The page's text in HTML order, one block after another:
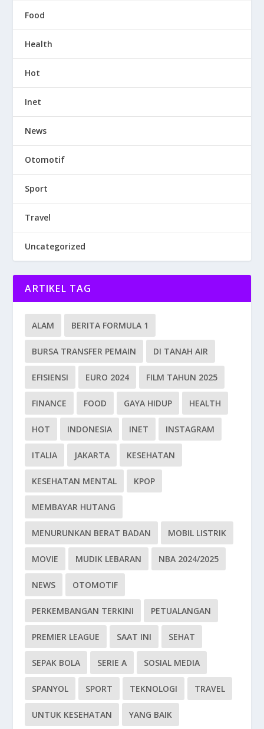
Food
Health
Hot
Inet
News
Otomotif
Sport
Travel
Uncategorized
ARTIKEL TAG
ALAM BERITA FORMULA 1
BURSA TRANSFER PEMAIN DI TANAH AIR
EFISIENSI EURO 2024 FILM TAHUN 2025
FINANCE FOOD GAYA HIDUP HEALTH
HOT INDONESIA INET INSTAGRAM
ITALIA JAKARTA KESEHATAN
KESEHATAN MENTAL KPOP
MEMBAYAR HUTANG
MENURUNKAN BERAT BADAN MOBIL LISTRIK
MOVIE MUDIK LEBARAN NBA 2024/2025
NEWS OTOMOTIF
PERKEMBANGAN TERKINI PETUALANGAN
PREMIER LEAGUE SAAT INI SEHAT
SEPAK BOLA SERIE A SOSIAL MEDIA
SPANYOL SPORT TEKNOLOGI TRAVEL
UNTUK KESEHATAN YANG BAIK